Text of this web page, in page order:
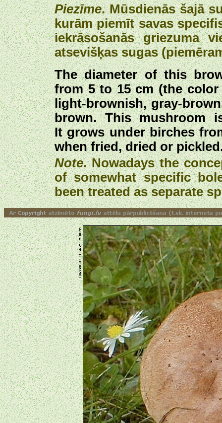
Piezīme. Mūsdienās šajā
kurām piemīt savas
iekrāsošanās griezuma
atsevišķas sugas
The diameter of this
from 5 to 15 cm (the
light-brownish, gray-
brown. This mushroom
It grows under birches
when fried, dried or
Note. Nowadays the
of somewhat specific
been treated as separate